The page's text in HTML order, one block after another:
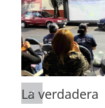
La verdadera